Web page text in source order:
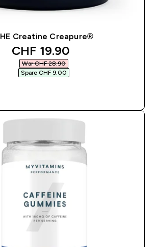
Creatine Creapure®
discounted price
CHF 19.90‎
War CHF 28.90‎
Spare CHF 9.00‎